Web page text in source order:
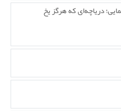
دریاچه‌ای که هرگز یخ